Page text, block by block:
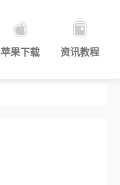
苹果下载 资讯教程